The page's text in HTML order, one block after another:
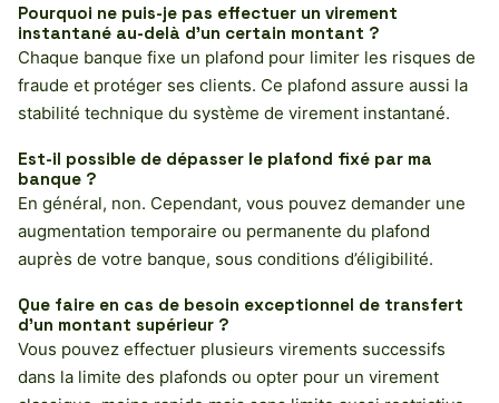
Pourquoi ne puis-je pas effectuer un virement
instantané au-delà d’un certain montant ?
Chaque banque fixe un plafond pour limiter les risques de
fraude et protéger ses clients. Ce plafond assure aussi la
stabilité technique du système de virement instantané.
Est-il possible de dépasser le plafond fixé par ma
banque ?
En général, non. Cependant, vous pouvez demander une
augmentation temporaire ou permanente du plafond
auprès de votre banque, sous conditions d’éligibilité.
Que faire en cas de besoin exceptionnel de transfert
d’un montant supérieur ?
Vous pouvez effectuer plusieurs virements successifs
dans la limite des plafonds ou opter pour un virement